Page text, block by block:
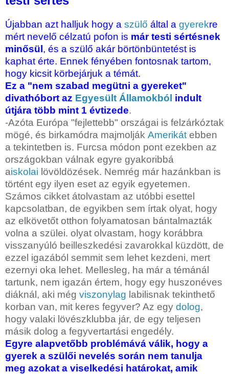
Újabban azt halljuk hogy a szülő által a gyerekre
mért nevelő célzatú pofon is már testi sértésnek
minősül, és a szülő akár börtönbüntetést is
kaphat érte. Ennek fényében fontosnak tartom,
hogy kicsit körbejárjuk a témát.
Ez a "nem szabad megütni a gyereket"
divathóbort az Egyesült Államokból indult
útjára több mint 1 évtizede.
-Azóta Európa "fejlettebb" országai is felzárkóztak
mögé, és birkamódra majmolják Amerikát ebben
a tekintetben is. Furcsa módon pont ezekben az
országokban válnak egyre gyakoribbá
aiskolai lövöldözések. Nemrég már hazánkban is
történt egy ilyen eset az egyik egyetemen.
Számos cikket átolvastam az utóbbi esettel
kapcsolatban, de egyikben sem írtak olyat, hogy
az elkövetőt otthon folyamatosan bántalmazták
volna a szülei. olyat olvastam, hogy korábbra
visszanyúló beilleszkedési zavarokkal küzdött, de
ezzel igazából semmit sem lehet kezdeni, mert
ezernyi oka lehet. Mellesleg, ha már a témánál
tartunk, nem igazán értem, hogy egy huszonéves
diáknál, aki még viszonylag labilisnak tekinthető
korban van, mit keres fegyver? Az egy dolog,
hogy valaki lövészklubba jár, de egy teljesen
másik dolog a fegyvertartási engedély.
Egyre alapvetőbb problémává válik, hogy a
gyerek a szülői nevelés során nem tanulja
meg azokat a viselkedési határokat, amik